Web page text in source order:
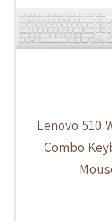
Lenovo 510
Combo